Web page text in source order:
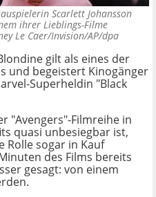
Scarlett Johansson
ihrer Lieblings-Filme
Le Caer/Invision/AP/dpa
gilt als eines der
und begeistert Kinogänger
Superheldin "Black
"Avengers"-Filmreihe in
quasi unbesiegbar ist,
Rolle sogar in Kauf
des Films bereits
gesagt: von einem